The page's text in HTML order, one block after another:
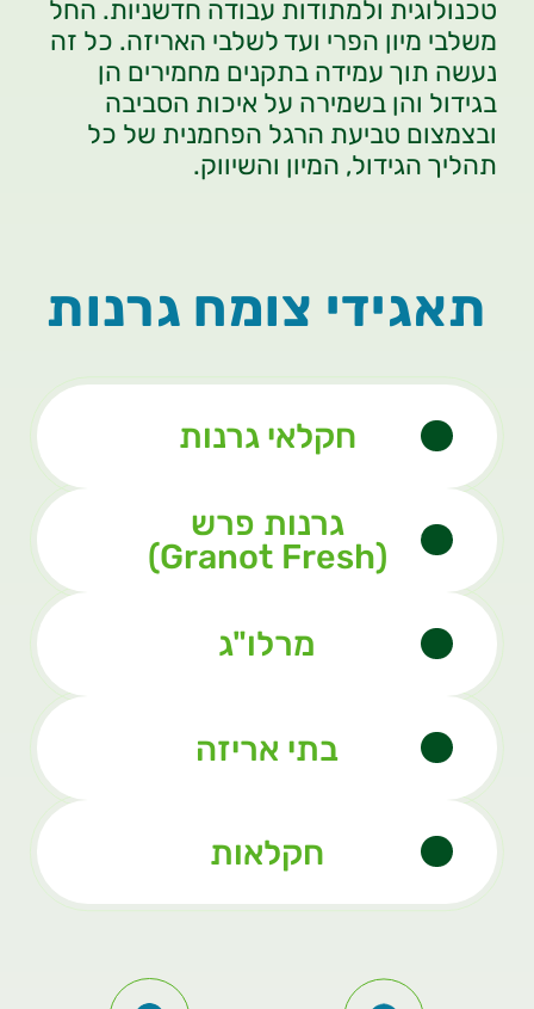
טכנולוגית ולמתודות עבודה חדשניות. החל
משלבי מיון הפרי ועד לשלבי האריזה. כל זה
נעשה תוך עמידה בתקנים מחמירים הן
בגידול והן בשמירה על איכות הסביבה
ובצמצום טביעת הרגל הפחמנית של כל
תהליך הגידול, המיון והשיווק.
תאגידי צומח גרנות
חקלאי גרנות
גרנות פרש
(Granot Fresh)
מרלו"ג
בתי אריזה
חקלאות